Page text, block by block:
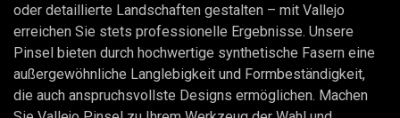
oder detaillierte Landschaften gestalten – mit Vallejo
erreichen Sie stets professionelle Ergebnisse. Unsere
Pinsel bieten durch hochwertige synthetische Fasern eine
außergewöhnliche Langlebigkeit und Formbeständigkeit,
die auch anspruchsvollste Designs ermöglichen. Machen